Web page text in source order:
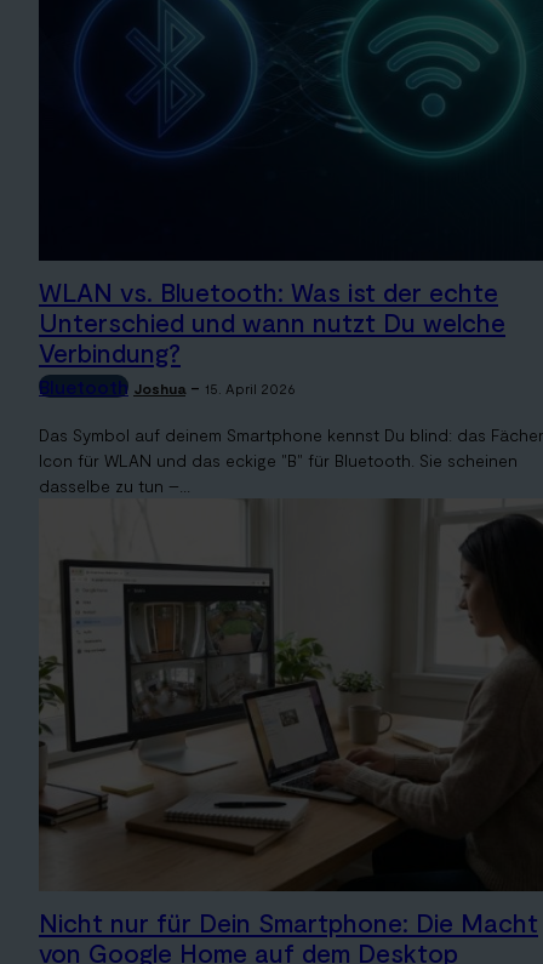
WLAN vs. Bluetooth: Was ist der echte
Unterschied und wann nutzt Du welche
Verbindung?
Bluetooth Joshua - 15. April 2026
Das Symbol auf deinem Smartphone kennst Du blind: das
Icon für WLAN und das eckige "B" für Bluetooth. Sie scheinen
dasselbe zu tun –...
Nicht nur für Dein Smartphone: Die Macht
von Google Home auf dem Desktop